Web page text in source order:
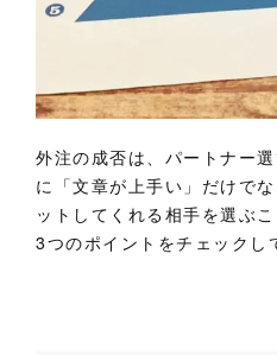
外注の成否は、パートナー
に「文章が上手い」だけで
ットしてくれる相手を選ぶ
3つのポイントをチェックし